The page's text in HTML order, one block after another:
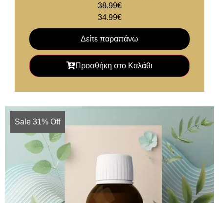
38.99€
34.99€
Δείτε παραπάνω
Προσθήκη στο Καλάθι
Sale 31% Off